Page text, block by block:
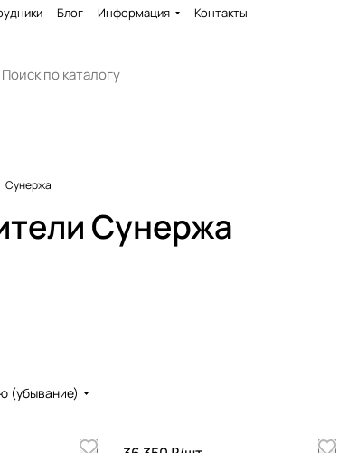
Блог Информация Контакты
Сунержа
Сунержа
(убывание)